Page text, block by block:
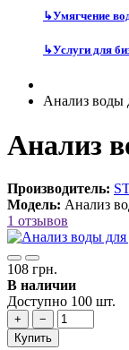
↳Умягчение
↳Услуги для
Анализ воды
Анализ
Производитель:
Модель: Анализ
1 отзывов
108 грн.
В наличии
Доступно 100 шт.
+
−
Купить